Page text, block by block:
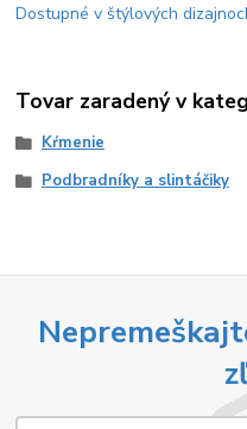
Dostupné v štýlových
Tovar zaradený v
Kŕmenie
Podbradníky a slintáčiky